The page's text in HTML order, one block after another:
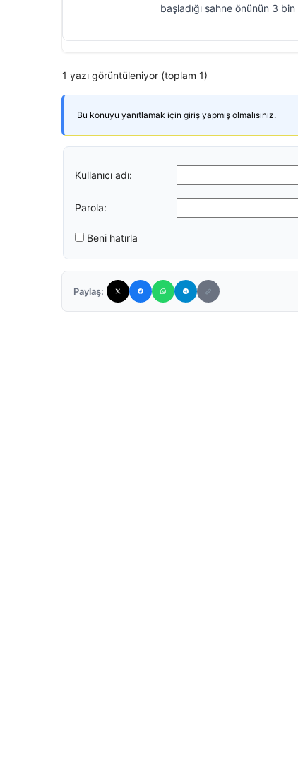
başladığı sahne önünün 3
1 yazı görüntüleniyor (toplam 1)
Bu konuyu yanıtlamak için giriş yapmış olmalısınız.
Kullanıcı adı:
Parola:
Beni hatırla
Paylaş: